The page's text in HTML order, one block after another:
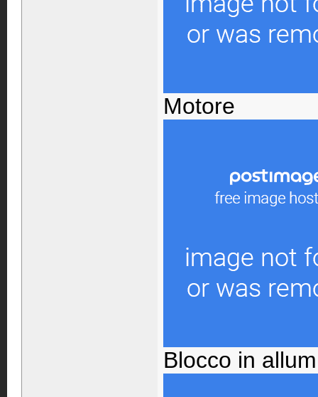
Motore
Blocco in